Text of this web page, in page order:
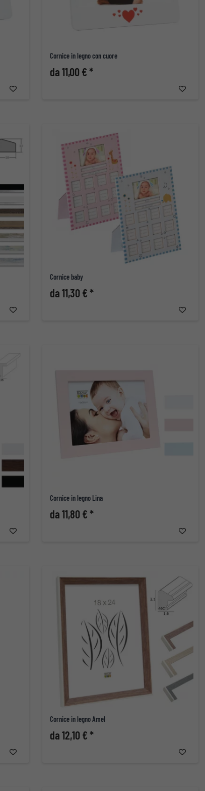
Cornice in legno con cuore
da 11,00 € *
Cornice baby
da 11,30 € *
Cornice in legno Lina
da 11,80 € *
Cornice in legno Amel
da 12,10 € *